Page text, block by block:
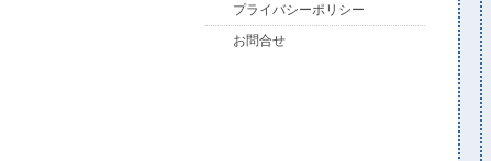
プライバシーポリシー
お問合せ